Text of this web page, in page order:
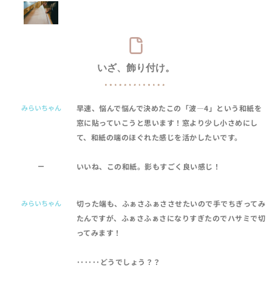
いざ、飾り付け。
みらいちゃん
早速、悩んで悩んで決めたこの「波―4」という和紙を
窓に貼っていこうと思います！窓より少し小さめにし
て、和紙の端のほぐれた感じを活かしたいです。
ー いいね、この和紙。影もすごく良い感じ！
みらいちゃん
切った端も、ふぁさふぁささせたいので手でちぎってみ
たんですが、ふぁさふぁさになりすぎたのでハサミで切
ってみます！
･･････どうでしょう？？